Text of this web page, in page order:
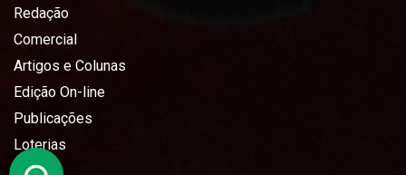
Redação
Comercial
Artigos e Colunas
Edição On-line
Publicações
Loterias